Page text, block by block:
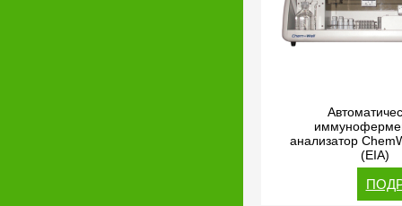
анализатор
(EIA)